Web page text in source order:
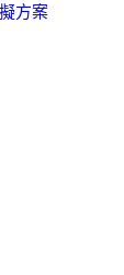
方案